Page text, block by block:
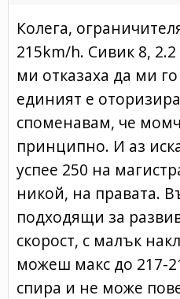
Колега,
215km/h. Сивик 8,
ми отказаха да ми
единият е
споменавам, че
принципно. И аз
успее 250 на
никой, на правата.
подходящи за
скорост, с малък
можеш макс до 217-
спира и не може